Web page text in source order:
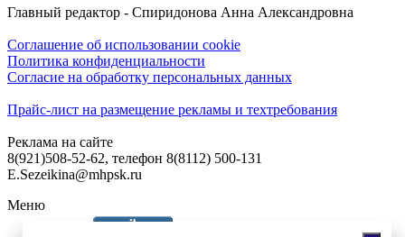
Главный редактор - Спиридонова Анна Александровна
Соглашение об использовании cookie
Политика конфиденциальности
Согласие на обработку персональных данных
Прайс-лист на размещение рекламы и техтребования
Реклама на сайте
8(921)508-52-62, телефон 8(8112) 500-131
E.Sezeikina@mhpsk.ru
Меню